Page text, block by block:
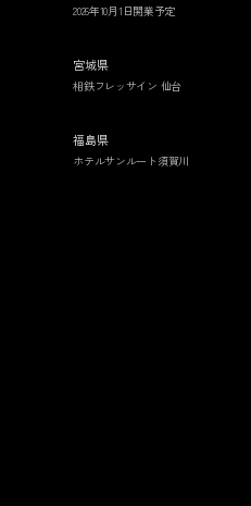
2026年10月1日開業予定
宮城県
相鉄フレッサイン 仙台
福島県
ホテルサンルート須賀川